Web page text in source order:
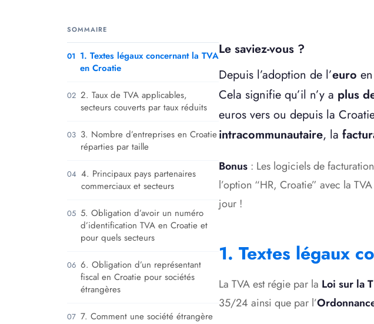
SOMMAIRE
01 1. Textes légaux concernant la TVA
en Croatie
02 2. Taux de TVA applicables,
secteurs couverts par taux réduits
03 3. Nombre d’entreprises en Croatie
réparties par taille
04 4. Principaux pays partenaires
commerciaux et secteurs
05 5. Obligation d’avoir un numéro
d’identification TVA en Croatie et
pour quels secteurs
06 6. Obligation d’un représentant
fiscal en Croatie pour sociétés
étrangères
07 7. Comment une société étrangère
Le saviez-vous ?
Depuis l’adoption de l’euro
Cela signifie qu’il n’y a plus
euros vers ou depuis la
intracommunautaire, la
Bonus : Les logiciels de
l’option “HR, Croatie” avec la
jour !
1. Textes légaux
La TVA est régie par la Loi sur la
35/24 ainsi que par l’